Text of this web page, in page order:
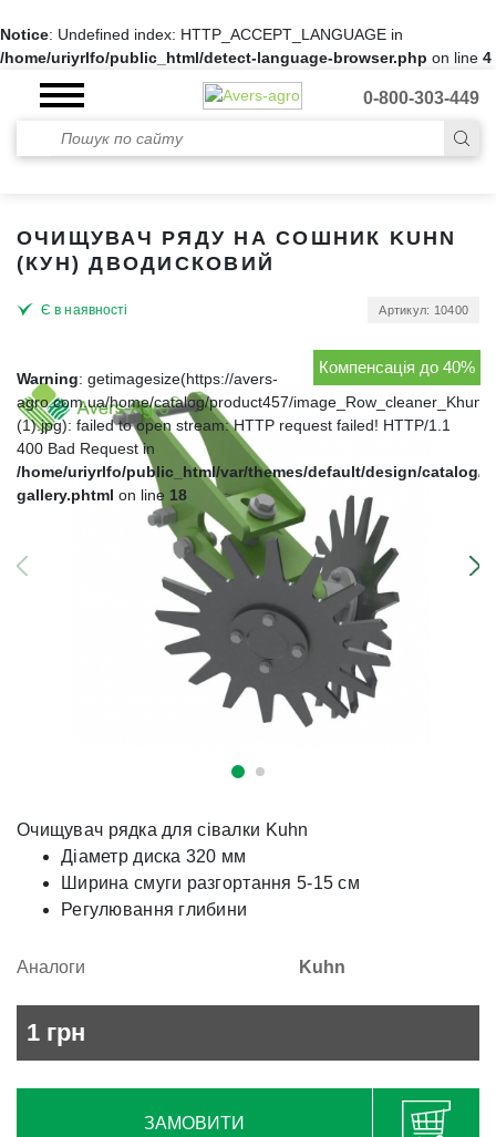
Notice: Undefined index: HTTP_ACCEPT_LANGUAGE in
/home/uriyrlfo/public_html/detect-language-browser.php on line 4
0-800-303-449
ОЧИЩУВАЧ РЯДУ НА СОШНИК KUHN
(КУН) ДВОДИСКОВИЙ
Є в наявності Артикул: 10400
Компенсація до 40%
Warning: getimagesize(https://avers-
agro.com.ua/home/catalog/product457/
(1).jpg): failed to open stream: HTTP request failed! HTTP/1.1
400 Bad Request in
/home/uriyrlfo/public_html/var/themes/default/design/catalog/
gallery.phtml on line 18
Очищувач рядка для сівалки Kuhn
Діаметр диска 320 мм
Ширина смуги разгортання 5-15 см
Регулювання глибини
Аналоги Kuhn
1 грн
ЗАМОВИТИ